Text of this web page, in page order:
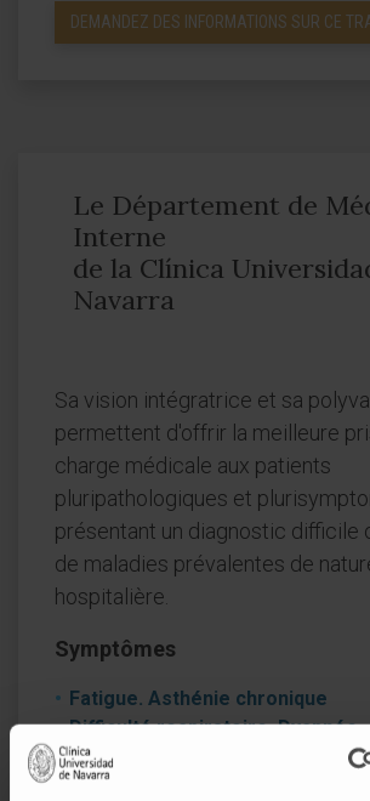
DEMANDEZ DES INFORMATIONS SUR CE
Le Département de
Interne
de la Clínica
Navarra
Sa vision intégratrice et sa
permettent d'offrir la meilleure
charge médicale aux patients
pluripathologiques et
présentant un diagnostic difficile
de maladies prévalentes de
hospitalière.
Symptômes
Fatigue. Asthénie chronique
Difficulté respiratoire. Dyspnée
Douleur
Oedèmes